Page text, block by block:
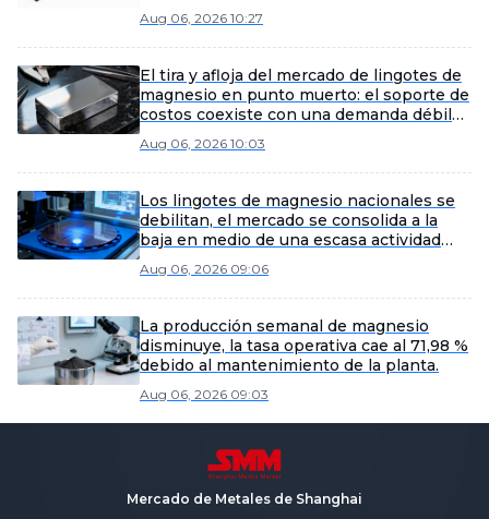
Aug 06, 2026 10:27
El tira y afloja del mercado de lingotes de
magnesio en punto muerto: el soporte de
costos coexiste con una demanda débil
lingotes de magnesio de SMM]
Aug 06, 2026 10:03
Los lingotes de magnesio nacionales se
debilitan, el mercado se consolida a la
baja en medio de una escasa actividad
Aug 06, 2026 09:06
La producción semanal de magnesio
disminuye, la tasa operativa cae al 71,98 %
debido al mantenimiento de la planta.
Aug 06, 2026 09:03
Mercado de Metales de Shanghai